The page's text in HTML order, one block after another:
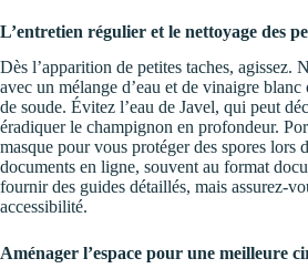
L’entretien régulier et le nettoyage des
Dès l’apparition de petites taches, agissez.
avec un mélange d’eau et de vinaigre
de soude. Évitez l’eau de Javel, qui peut
éradiquer le champignon en profondeur.
masque pour vous protéger des spores lors
documents en ligne, souvent au format
fournir des guides détaillés, mais assurez-
accessibilité.
Aménager l’espace pour une meilleure